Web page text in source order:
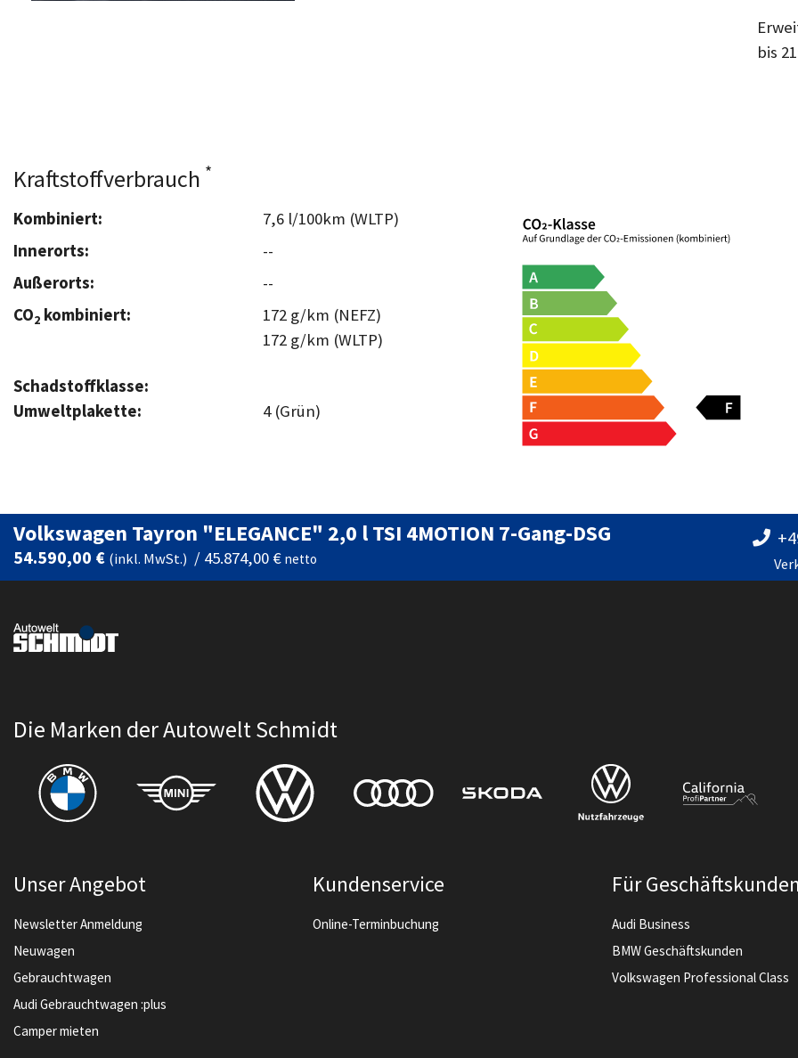
bis
Kraftstoffverbrauch *
Kombiniert:
7,6 l/100km (WLTP)
Innerorts:
--
Außerorts:
--
CO2 kombiniert:
172 g/km (NEFZ)
172 g/km (WLTP)
Schadstoffklasse:
Umweltplakette:
4 (Grün)
Volkswagen Tayron "ELEGANCE" 2,0 l TSI 4MOTION 7-Gang-DSG
54.590,00 € (inkl. MwSt.) / 45.874,00 € netto
Die Marken der Autowelt Schmidt
Unser Angebot
Newsletter Anmeldung
Neuwagen
Gebrauchtwagen
Audi Gebrauchtwagen :plus
Camper mieten
Kundenservice
Online-Terminbuchung
Für Geschäftskunden
Audi Business
BMW Geschäftskunden
Volkswagen Professional Class